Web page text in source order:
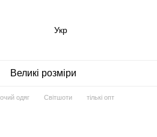
Укр
Великі розміри
одяг Світшоти тількі опт